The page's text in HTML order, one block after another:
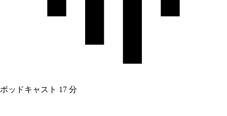
ポッドキャスト 17 分